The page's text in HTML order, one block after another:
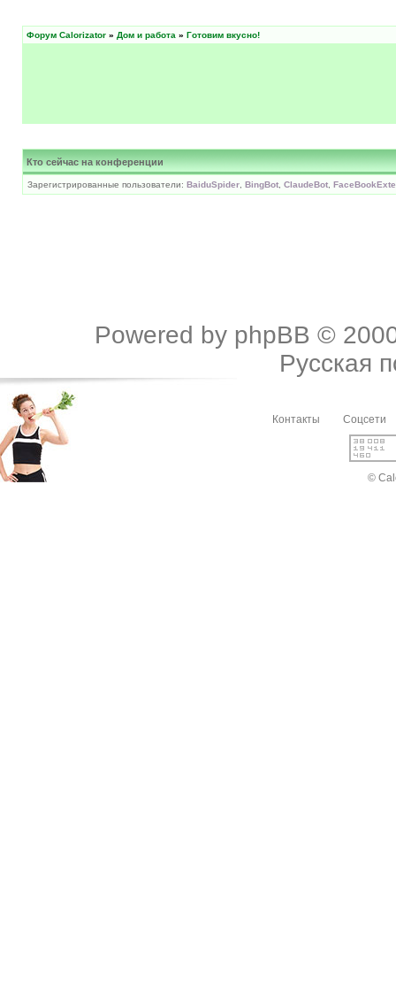
Форум Calorizator » Дом и работа » Готовим вкусно!
Кто сейчас на конференции
Зарегистрированные пользователи: BaiduSpider BingBot ClaudeBot
Powered by phpBB ©
Русская
Контакты Соцсети
©